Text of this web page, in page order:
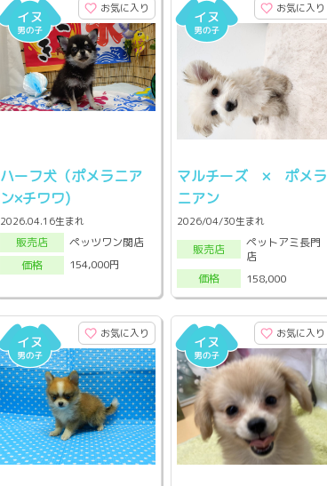
お気に入り
ハーフ犬（ポメラニア
ン×チワワ)
2026.04.16生まれ
販売店
ペッツワン関店
価格
154,000円
お気に入り
マルチーズ × ポメラ
ニアン
2026/04/30生まれ
販売店
ペットアミ長門
店
価格
158,000
お気に入り お気に入り